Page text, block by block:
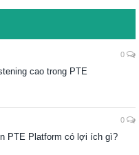
0
cao trong PTE
0
PTE Platform có lợi ích gì?